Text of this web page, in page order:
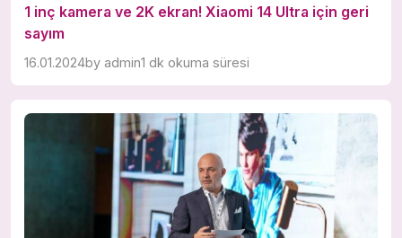
1 inç kamera ve 2K ekran! Xiaomi 14 Ultra için geri
sayım
16.01.2024by admin1 dk okuma süresi